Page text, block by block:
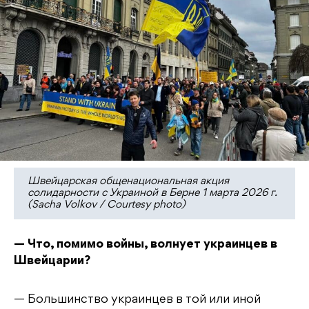
Швейцарская общенациональная акция
солидарности с Украиной в Берне 1 марта 2026 г.
(Sacha Volkov / Courtesy photo)
— Что, помимо войны, волнует украинцев в
Швейцарии?
— Большинство украинцев в той или иной